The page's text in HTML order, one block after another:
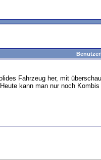
Fahrzeug her, mit
kann man nur noch